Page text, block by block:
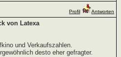
Profil
Antworten
von Latexa
und Verkaufszahlen.
desto eher gefragter.